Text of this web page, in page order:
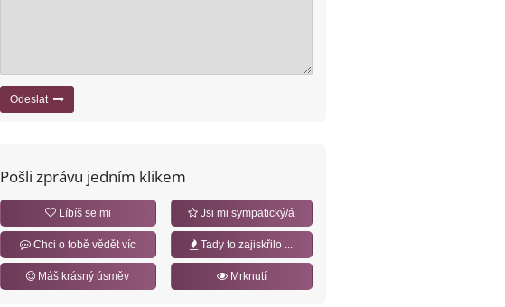
Odeslat
Pošli zprávu jedním klikem
Líbíš se mi Jsi mi sympatický/á
Chci o tobě vědět víc Tady to zajiskřilo ...
Máš krásný úsměv Mrknutí